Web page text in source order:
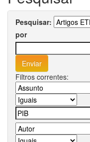
Pesquisar:
por
Filtros correntes: